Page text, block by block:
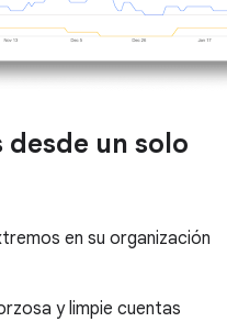
un solo
en su organización
y limpie cuentas